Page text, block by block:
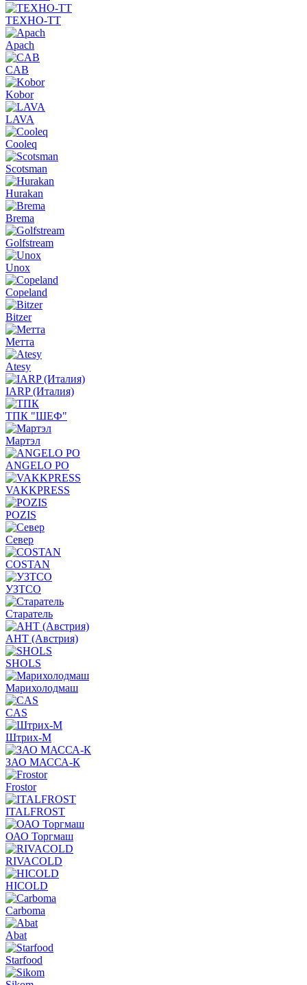
ТЕХНО-ТТ
Apach
CAB
Kobor
LAVA
Cooleq
Scotsman
Hurakan
Brema
Golfstream
Unox
Copeland
Bitzer
Метта
Atesy
IARP (Италия)
ТПК "ШЕФ"
Мартэл
ANGELO PO
VAKKPRESS
POZIS
Север
COSTAN
УЗТСО
Старатель
АНТ (Австрия)
SHOLS
Марихолодмаш
CAS
Штрих-М
ЗАО МАССА-К
Frostor
ITALFROST
ОАО Торгмаш
RIVACOLD
HICOLD
Carboma
Abat
Starfood